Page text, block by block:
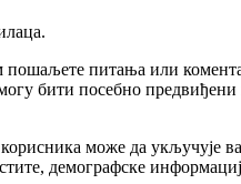
питања или
бити посебно
може да укључује
демографске